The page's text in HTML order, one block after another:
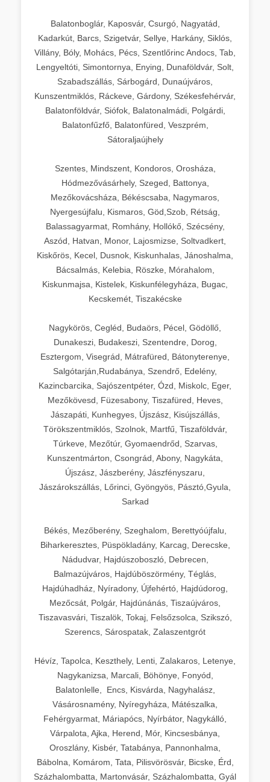
Balatonboglár, Kaposvár, Csurgó, Nagyatád,
Kadarkút, Barcs, Szigetvár, Sellye, Harkány, Siklós,
Villány, Bóly, Mohács, Pécs, Szentlőrinc Andocs, Tab,
Lengyeltóti, Simontornya, Enying, Dunaföldvár, Solt,
Szabadszállás, Sárbogárd, Dunaújváros,
Kunszentmiklós, Ráckeve, Gárdony, Székesfehérvár,
Balatonföldvár, Siófok, Balatonalmádi, Polgárdi,
Balatonfűzfő, Balatonfüred, Veszprém,
Sátoraljaújhely
Szentes, Mindszent, Kondoros, Orosháza,
Hódmezővásárhely, Szeged, Battonya,
Mezőkovácsháza, Békéscsaba, Nagymaros,
Nyergesújfalu, Kismaros, Göd,Szob, Rétság,
Balassagyarmat, Romhány, Hollókő, Szécsény,
Aszód, Hatvan, Monor, Lajosmizse, Soltvadkert,
Kiskőrös, Kecel, Dusnok, Kiskunhalas, Jánoshalma,
Bácsalmás, Kelebia, Röszke, Mórahalom,
Kiskunmajsa, Kistelek, Kiskunfélegyháza, Bugac,
Kecskemét, Tiszakécske
Nagykörös, Cegléd, Budaörs, Pécel, Gödöllő,
Dunakeszi, Budakeszi, Szentendre, Dorog,
Esztergom, Visegrád, Mátrafüred, Bátonyterenye,
Salgótarján,Rudabánya, Szendrő, Edelény,
Kazincbarcika, Sajószentpéter, Ózd, Miskolc, Eger,
Mezőkövesd, Füzesabony, Tiszafüred, Heves,
Jászapáti, Kunhegyes, Újszász, Kisújszállás,
Törökszentmiklós, Szolnok, Martfű, Tiszaföldvár,
Túrkeve, Mezőtúr, Gyomaendrőd, Szarvas,
Kunszentmárton, Csongrád, Abony, Nagykáta,
Újszász, Jászberény, Jászfényszaru,
Jászárokszállás, Lőrinci, Gyöngyös, Pásztó,Gyula,
Sarkad
Békés, Mezőberény, Szeghalom, Berettyóújfalu,
Biharkeresztes, Püspökladány, Karcag, Derecske,
Nádudvar, Hajdúszoboszló, Debrecen,
Balmazújváros, Hajdúböszörmény, Téglás,
Hajdúhadház, Nyíradony, Újfehértó, Hajdúdorog,
Mezőcsát, Polgár, Hajdúnánás, Tiszaújváros,
Tiszavasvári, Tiszalök, Tokaj, Felsőzsolca, Szikszó,
Szerencs, Sárospatak, Zalaszentgrót
Hévíz, Tapolca, Keszthely, Lenti, Zalakaros, Letenye,
Nagykanizsa, Marcali, Böhönye, Fonyód,
Balatonlelle, Encs, Kisvárda, Nagyhalász,
Vásárosnamény, Nyíregyháza, Mátészalka,
Fehérgyarmat, Máriapócs, Nyírbátor, Nagykálló,
Várpalota, Ajka, Herend, Mór, Kincsesbánya,
Oroszlány, Kisbér, Tatabánya, Pannonhalma,
Bábolna, Komárom, Tata, Pilisvörösvár, Bicske, Érd,
Százhalombatta, Martonvásár, Százhalombatta, Gyál